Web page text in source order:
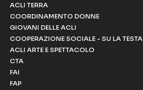
ACLI TERRA
COORDINAMENTO DONNE
GIOVANI DELLE ACLI
COOPERAZIONE SOCIALE - SU LA TESTA
ACLI ARTE E SPETTACOLO
CTA
FAI
FAP